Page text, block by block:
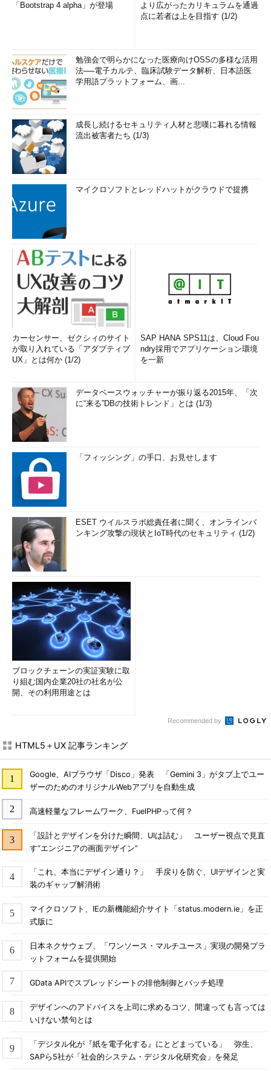
「Bootstrap 4 alpha」が登場
より広がったカリキュラムを通過
点に若者は上を目指す (1/2)
勉強会で明らかになった医療向けOSSの多様な活用
法──電子カルテ、臨床試験データ解析、日本語医
学用語プラットフォーム、画...
成長し続けるセキュリティ人材と悲嘆に暮れる情報
流出被害者たち (1/3)
マイクロソフトとレッドハットがクラウドで提携
カーセンサー、ゼクシィのサイト
が取り入れている「アダプティブ
UX」とは何か (1/2)
SAP HANA SPS11は、Cloud Fou
ndry採用でアプリケーション環境
を一新
データベースウォッチャーが振り返る2015年、「次
に“来る”DBの技術トレンド」とは (1/3)
「フィッシング」の手口、お見せします
ESET ウイルスラボ総責任者に聞く、オンラインバ
ンキング攻撃の現状とIoT時代のセキュリティ (1/2)
ブロックチェーンの実証実験に取
り組む国内企業20社の社名が公
開、その利用用途とは
Recommended by
HTML5＋UX 記事ランキング
Google、AIブラウザ「Disco」発表 「Gemini 3」がタブ上でユー
ザーのためのオリジナルWebアプリを自動生成
高速軽量なフレームワーク、FuelPHPって何？
「設計とデザインを分けた瞬間、UIは詰む」 ユーザー視点で見直
す“エンジニアの画面デザイン”
「これ、本当にデザイン通り？」 手戻りを防ぐ、UIデザインと実
装のギャップ解消術
マイクロソフト、IEの新機能紹介サイト「status.modern.ie」を正
式版に
日本ネクサウェブ、「ワンソース・マルチユース」実現の開発プラ
ットフォームを提供開始
GData APIでスプレッドシートの排他制御とバッチ処理
デザインへのアドバイスを上司に求めるコツ、間違っても言っては
いけない禁句とは
「デジタル化が『紙を電子化する』にとどまっている」 弥生、
SAPら5社が「社会的システム・デジタル化研究会」を発足